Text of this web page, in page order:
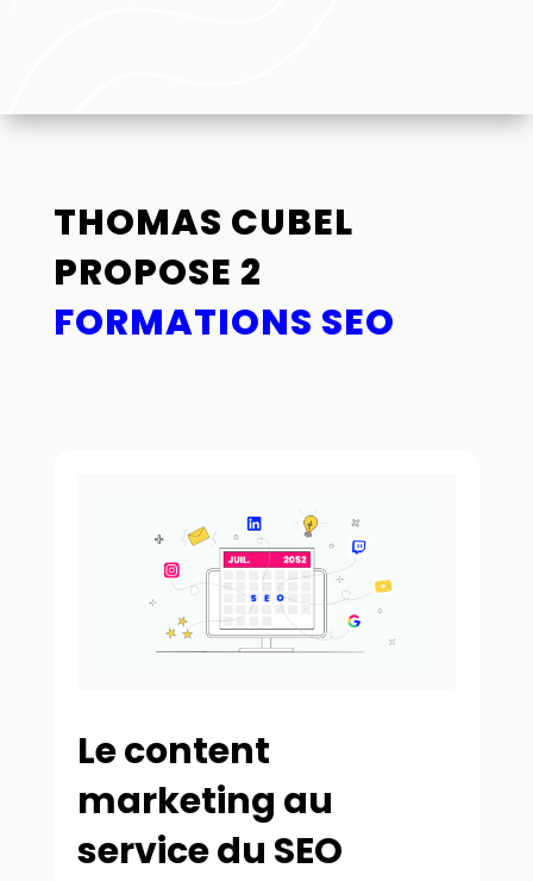
THOMAS CUBEL
PROPOSE 2
FORMATIONS SEO
Le content
marketing au
service du SEO